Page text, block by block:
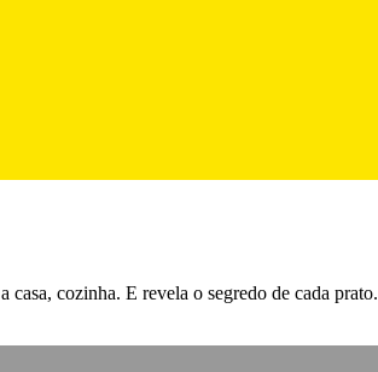
cozinha. E revela o segredo de cada prato.